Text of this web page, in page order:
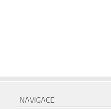
NAVIGACE